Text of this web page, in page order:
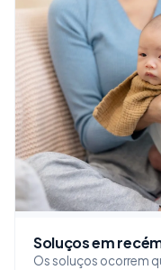
Soluços em
Os soluços ocorrem